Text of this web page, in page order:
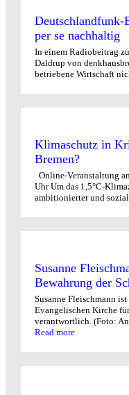
per se nachhaltig
In einem Radiobeitrag
Daldrup von
betriebene Wirtschaft
Klimaschutz in
Bremen?
Online-Veranstaltung
Uhr Um das 1,5°C-
ambitionierter und sozial
Susanne
Bewahrung der
Susanne Fleischmann
Evangelischen Kirche
verantwortlich. (Foto:
Read more